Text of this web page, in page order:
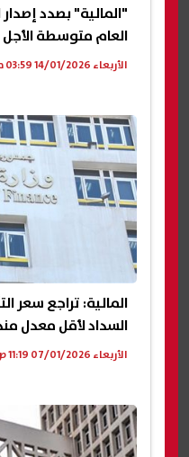
"المالية" بصدد إصدار
العام متوسطة الأجل
الأربعاء 14/01/2026 03:59 م
المالية: تراجع سعر
السداد لأقل معدل منذ
الأربعاء 07/01/2026 11:19 ص